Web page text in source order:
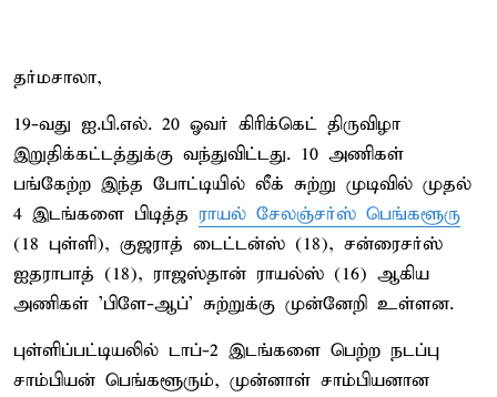
தர்மசாலா,
19-வது ஐ.பி.எல். 20 ஓவர் கிரிக்கெட் திருவிழா
இறுதிக்கட்டத்துக்கு வந்துவிட்டது. 10 அணிகள்
பங்கேற்ற இந்த போட்டியில் லீக் சுற்று முடிவில் முதல்
4 இடங்களை பிடித்த ராயல் சேலஞ்சர்ஸ் பெங்களூரு
(18 புள்ளி), குஜராத் டைட்டன்ஸ் (18), சன்ரைசர்ஸ்
ஐதராபாத் (18), ராஜஸ்தான் ராயல்ஸ் (16) ஆகிய
அணிகள் 'பிளே-ஆப்' சுற்றுக்கு முன்னேறி உள்ளன.
புள்ளிப்பட்டியலில் டாப்-2 இடங்களை பெற்ற நடப்பு
சாம்பியன் பெங்களூரும், முன்னாள் சாம்பியனான